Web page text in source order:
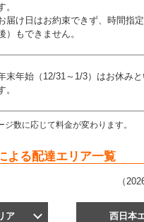
。
届け日はお約束できず、時間指
）もできません。
末年始（12/31～1/3）はお休みと
。
数に応じて料金が変わります。
よる配達エリア一覧
（
ア 西日本